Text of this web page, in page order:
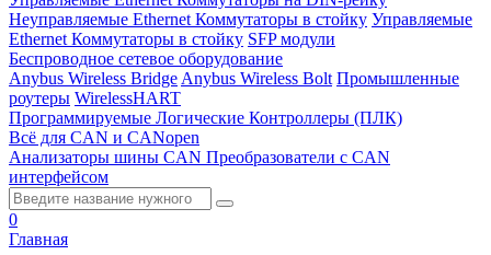
Неуправляемые Ethernet Коммутаторы в стойку Управляемые
Ethernet Коммутаторы в стойку SFP модули
Беспроводное сетевое оборудование
Anybus Wireless Bridge Anybus Wireless Bolt Промышленные
роутеры WirelessHART
Программируемые Логические Контроллеры (ПЛК)
Всё для CAN и CANopen
Анализаторы шины CAN Преобразователи с CAN
интерфейсом
0
Главная